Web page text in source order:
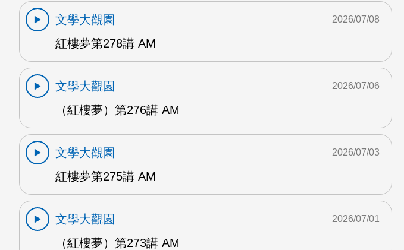
文學大觀園
紅樓夢第278講 AM
2026/07/08
文學大觀園
（紅樓夢）第276講 AM
2026/07/06
文學大觀園
紅樓夢第275講 AM
2026/07/03
文學大觀園
（紅樓夢）第273講 AM
2026/07/01